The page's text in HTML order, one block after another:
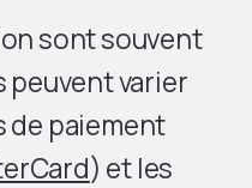
sont souvent
peuvent varier
de paiement
) et les